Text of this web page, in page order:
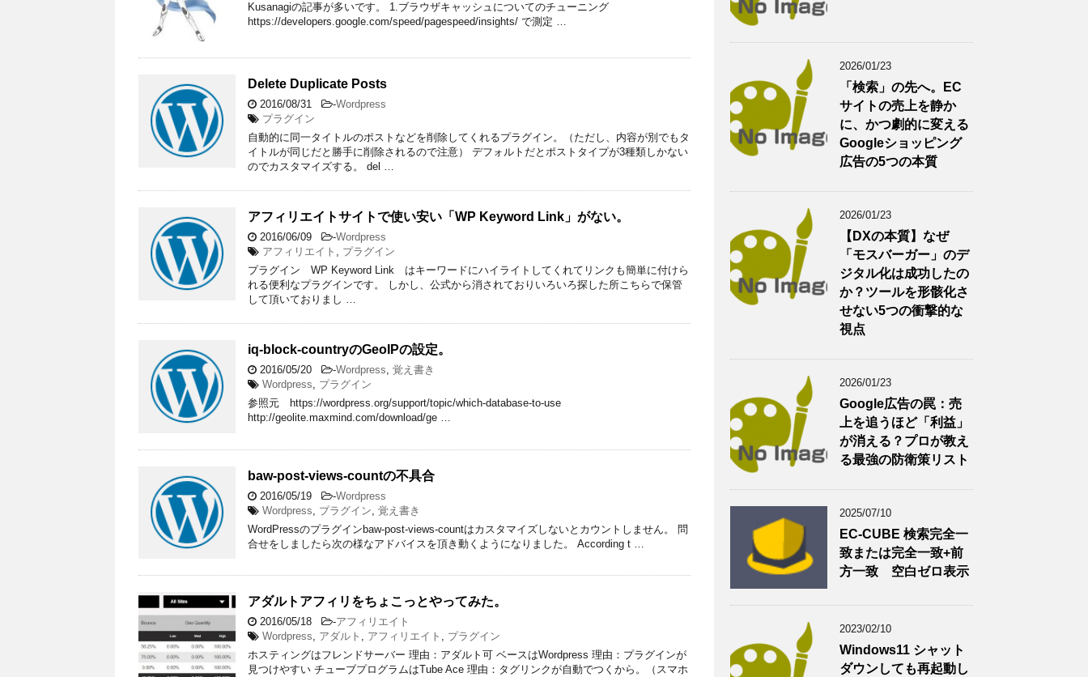
Kusanagiの記事が多いです。 1.ブラウザキャッシュについてのチューニング
https://developers.google.com/speed/pagespeed/insights/ で測定 …
Delete Duplicate Posts
2016/08/31 -Wordpress
プラグイン
自動的に同一タイトルのポストなどを削除してくれるプラグイン。（ただし、内容が別でもタ
イトルが同じだと勝手に削除されるので注意） デフォルトだとポストタイプが3種類しかない
のでカスタマイズする。 del …
アフィリエイトサイトで使い安い「WP Keyword Link」がない。
2016/06/09 -Wordpress
アフィリエイト , プラグイン
プラグイン WP Keyword Link はキーワードにハイライトしてくれてリンクも簡単に付けら
れる便利なプラグインです。 しかし、公式から消されておりいろいろ探した所こちらで保管
して頂いておりまし …
iq-block-countryのGeoIPの設定。
2016/05/20 -Wordpress, 覚え書き
Wordpress, プラグイン
参照元 https://wordpress.org/support/topic/which-database-to-use
http://geolite.maxmind.com/download/ge …
baw-post-views-countの不具合
2016/05/19 -Wordpress
Wordpress
プラグイン 覚え書き
WordPressのプラグインbaw-post-views-countはカスタマイズしないとカウントしません。 問
合せをしましたら次の様なアドバイスを頂き動くようになりました。 According t …
アダルトアフィリをちょこっとやってみた。
2016/05/18 -アフィリエイト
Wordpress, アダルト , アフィリエイト , プラグイン
ホスティングはフレンドサーバー 理由：アダルト可 ベースはWordpress 理由：プラグインが
見つけやすい チューブプログラムはTube Ace 理由：タグリンクが自動でつくから。（スマホ
2026/01/23
「検索」の先へ。EC
サイトの売上を静か
に、かつ劇的に変える
Googleショッピング
広告の5つの本質
2026/01/23
【DXの本質】なぜ
「モスバーガー」のデ
ジタル化は成功したの
か？ツールを形骸化さ
せない5つの衝撃的な
視点
2026/01/23
Google広告の罠：売
上を追うほど「利益」
が消える？プロが教え
る最強の防衛策リスト
2025/07/10
EC-CUBE 検索完全一
致または完全一致+前
方一致 空白ゼロ表示
2023/02/10
Windows11 シャット
ダウンしても再起動し